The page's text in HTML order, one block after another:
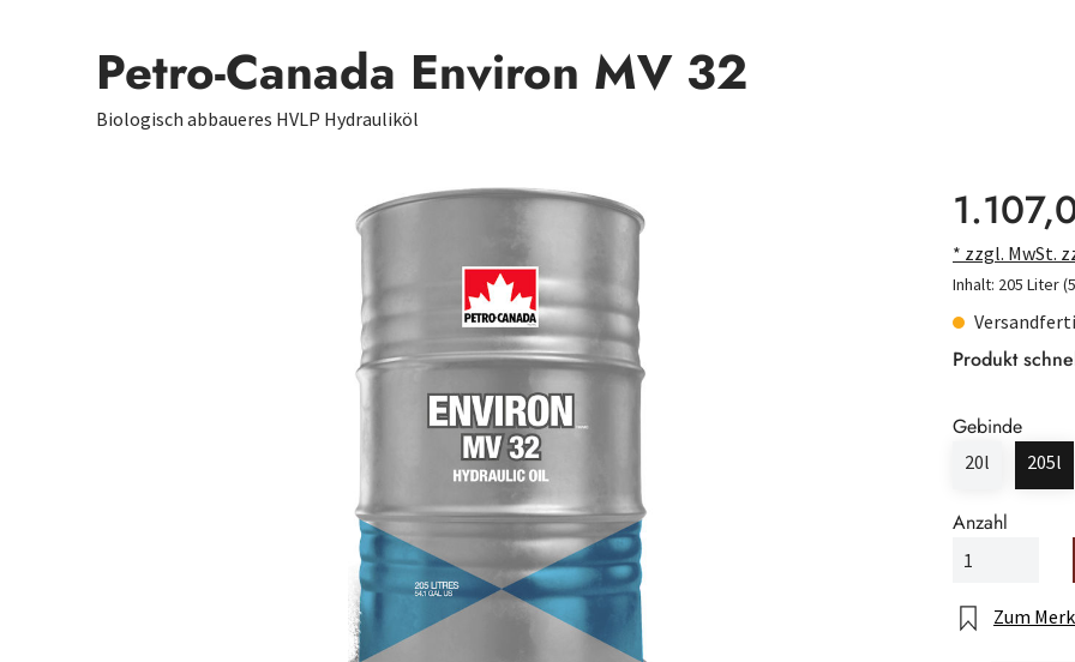
Petro-Canada Environ MV 32
Biologisch abbaueres HVLP Hydrauliköl
Regulärer Preis:
* zzgl. MwSt.
Inhalt: 205 Liter
Produkt
Gebinde
20l 205l
Anzahl
Zum